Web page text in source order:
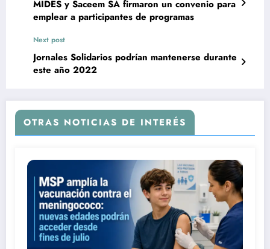
MIDES y Saceem SA firmaron un convenio para
emplear a participantes de programas
Next post
Jornales Solidarios podrían mantenerse durante
este año 2022
OTRAS NOTICIAS DE INTERÉS